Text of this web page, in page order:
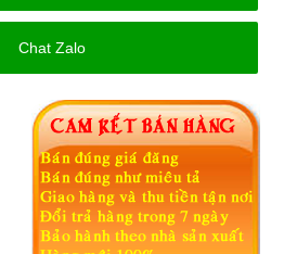
Chat Zalo